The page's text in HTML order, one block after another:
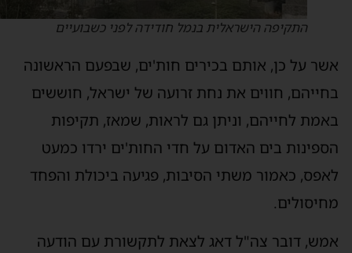
התקיפה הישראלית בנמל חודידה לפני כשבועיים
על כן, אותם בכירים חות'ים, שבפעם הראשונה
חווים את נחת זרועה של ישראל, חוששים
לחייהם, וניתן גם לראות, שמאז, תקיפות
בים האדום על חדי החות'ים ירדו כמעט
כאמור משתי הסיבות, פגיעה ביכולת והפחד
דובר צה"ל דאג לצאת לתקשורת עם הודעה